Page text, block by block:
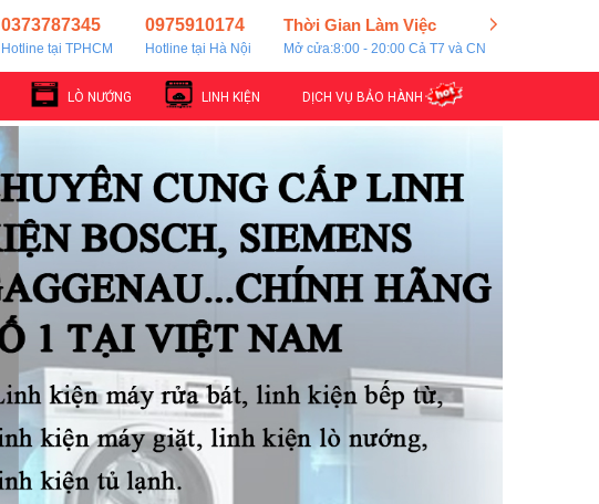
Thời Gian Làm Việc
Mở cửa:8:00 - 20:00 Cả T7 và CN
0975910174
Hotline tại Hà Nội
0373787345
Hotline tại TPHCM
LÒ NƯỚNG LINH KIỆN DỊCH VỤ BẢO HÀNH